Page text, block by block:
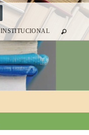
INSTITUCIONAL